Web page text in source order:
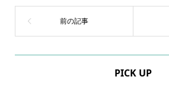
PICK UP